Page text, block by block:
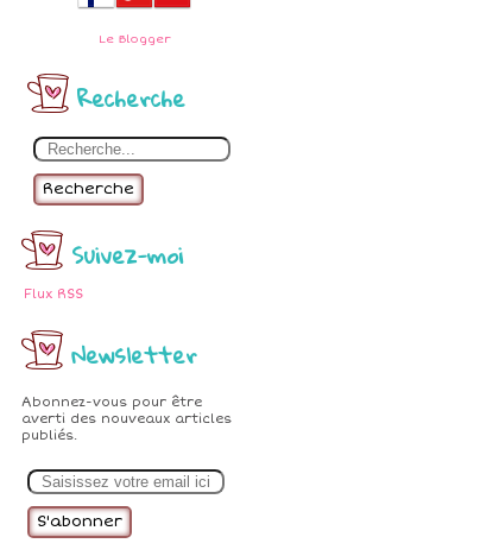
Le Blogger
Recherche
Recherche
Suivez-moi
Flux RSS
Newsletter
Abonnez-vous pour être
averti des nouveaux articles
publiés.
m